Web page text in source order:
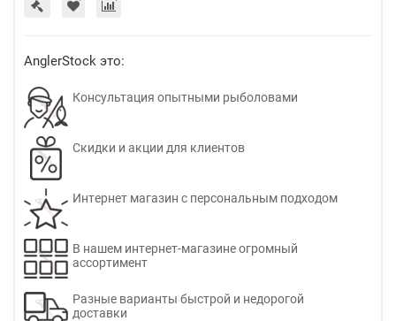
AnglerStock это:
Консультация опытными рыболовами
Скидки и акции для клиентов
Интернет магазин с персональным подходом
В нашем интернет-магазине огромный
ассортимент
Разные варианты быстрой и недорогой
доставки